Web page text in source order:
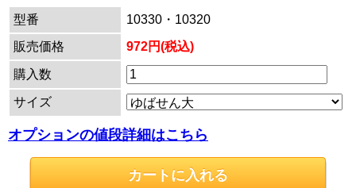
型番
10330・10320
販売価格
972円(税込)
購入数
サイズ
オプションの値段詳細はこちら